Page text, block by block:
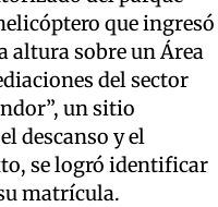
que ingresó
altura sobre un Área
del sector
un sitio
descanso y el
se logró identificar
matrícula.